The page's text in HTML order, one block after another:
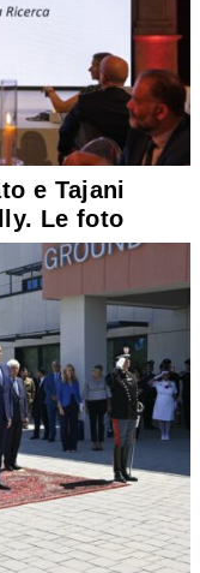
e Tajani
Le foto